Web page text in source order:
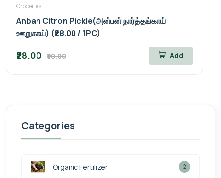
Groceries
Anban Citron Pickle(அன்பன் நார்த்தங்காய்
ஊறுகாய்) (₹28.00 / 1PC)
₹28.00 ₹30.00 Add
Categories
Organic Fertilizer 2